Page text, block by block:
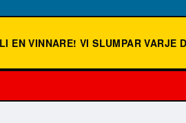
EN VINNARE!VI SLUMPAR VARJE